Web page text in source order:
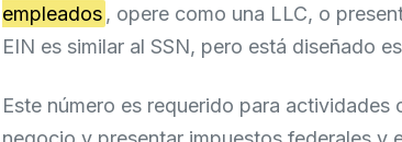
empleados, opere como una LLC, o
EIN es similar al SSN, pero está diseñado
Este número es requerido para